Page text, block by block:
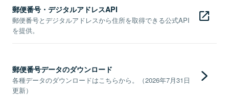
郵便番号・デジタルアドレスAPI
郵便番号とデジタルアドレスから住所を取得できる公式API
を提供。
郵便番号データのダウンロード
各種データのダウンロードはこちらから。（2026年7月31日
更新）